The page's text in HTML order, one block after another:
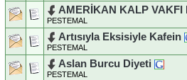
AMERİKAN KALP VAKFI
PESTEMAL
Artısıyla Eksisiyle Kafein
PESTEMAL
Aslan Burcu Diyeti
PESTEMAL